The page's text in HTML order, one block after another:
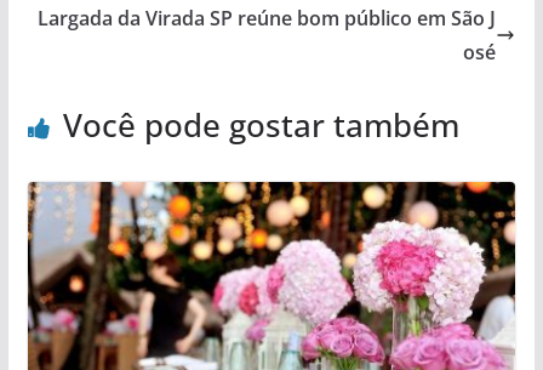
Largada da Virada SP reúne bom público em São J
osé
Você pode gostar também